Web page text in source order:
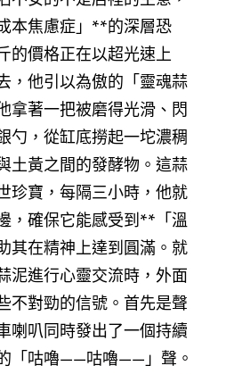
本焦慮症」**的深層恐
的價格正在以超光速上
，他引以為傲的「靈魂蒜
拿著一把被磨得光滑、閃
勺，從缸底撈起一坨濃稠
土黃之間的發酵物。這蒜
珍寶，每隔三小時，他就
，確保它能感受到**「溫
其在精神上達到圓滿。就
泥進行心靈交流時，外面
不對勁的信號。首先是聲
喇叭同時發出了一個持續
「咕嚕——咕嚕——」聲。